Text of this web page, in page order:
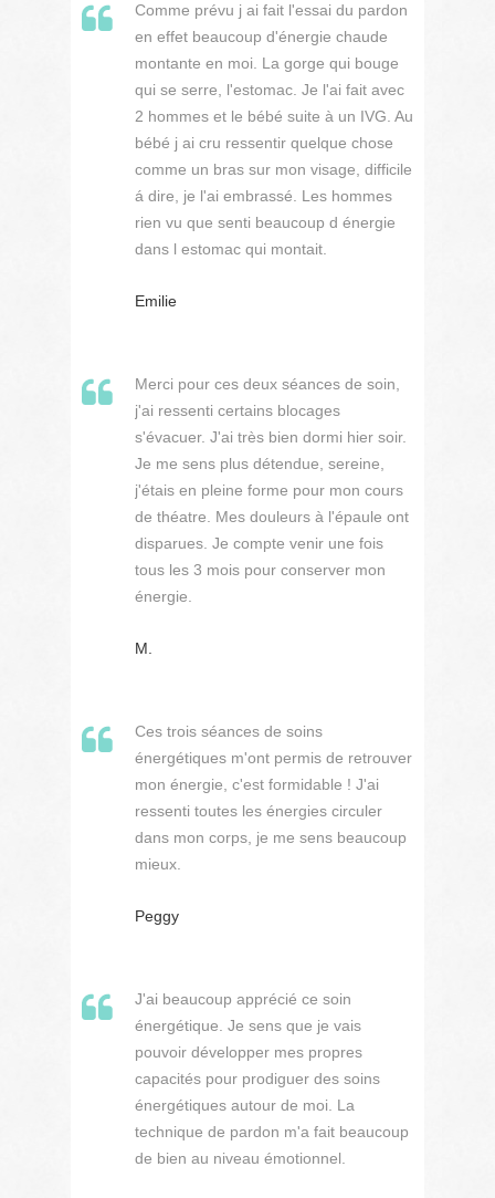
Comme prévu j ai fait l'essai du pardon
en effet beaucoup d'énergie chaude
montante en moi. La gorge qui bouge
qui se serre, l'estomac. Je l'ai fait avec
2 hommes et le bébé suite à un IVG. Au
bébé j ai cru ressentir quelque chose
comme un bras sur mon visage, difficile
á dire, je l'ai embrassé. Les hommes
rien vu que senti beaucoup d énergie
dans l estomac qui montait.
Emilie
Merci pour ces deux séances de soin,
j'ai ressenti certains blocages
s'évacuer. J'ai très bien dormi hier soir.
Je me sens plus détendue, sereine,
j'étais en pleine forme pour mon cours
de théatre. Mes douleurs à l'épaule ont
disparues. Je compte venir une fois
tous les 3 mois pour conserver mon
énergie.
M.
Ces trois séances de soins
énergétiques m'ont permis de retrouver
mon énergie, c'est formidable ! J'ai
ressenti toutes les énergies circuler
dans mon corps, je me sens beaucoup
mieux.
Peggy
J'ai beaucoup apprécié ce soin
énergétique. Je sens que je vais
pouvoir développer mes propres
capacités pour prodiguer des soins
énergétiques autour de moi. La
technique de pardon m'a fait beaucoup
de bien au niveau émotionnel.